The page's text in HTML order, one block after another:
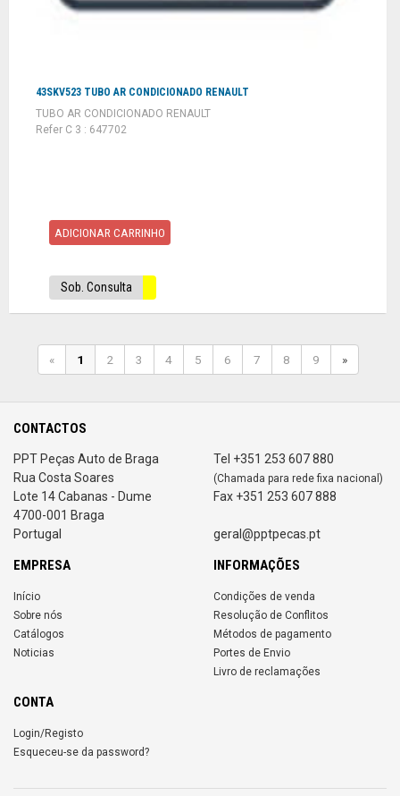
43SKV523 TUBO AR CONDICIONADO RENAULT
TUBO AR CONDICIONADO RENAULT
Refer C 3 : 647702
ADICIONAR CARRINHO
Sob. Consulta
« 1 2 3 4 5 6 7 8 9 »
CONTACTOS
PPT Peças Auto de Braga
Rua Costa Soares
Lote 14 Cabanas - Dume
4700-001 Braga
Portugal
Tel +351 253 607 880
(Chamada para rede fixa nacional)
Fax +351 253 607 888
geral@pptpecas.pt
EMPRESA
Início
Sobre nós
Catálogos
Noticias
INFORMAÇÕES
Condições de venda
Resolução de Conflitos
Métodos de pagamento
Portes de Envio
Livro de reclamações
CONTA
Login/Registo
Esqueceu-se da password?